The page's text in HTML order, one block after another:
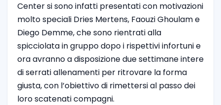
Center si sono infatti presentati con motivazioni
molto speciali Dries Mertens, Faouzi Ghoulam e
Diego Demme, che sono rientrati alla
spicciolata in gruppo dopo i rispettivi infortuni e
ora avranno a disposizione due settimane intere
di serrati allenamenti per ritrovare la forma
giusta, con l’obiettivo di rimettersi al passo dei
loro scatenati compagni.